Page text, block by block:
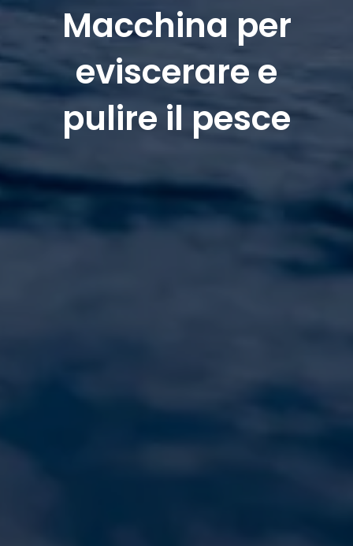
Macchina per
eviscerare e
pulire il pesce